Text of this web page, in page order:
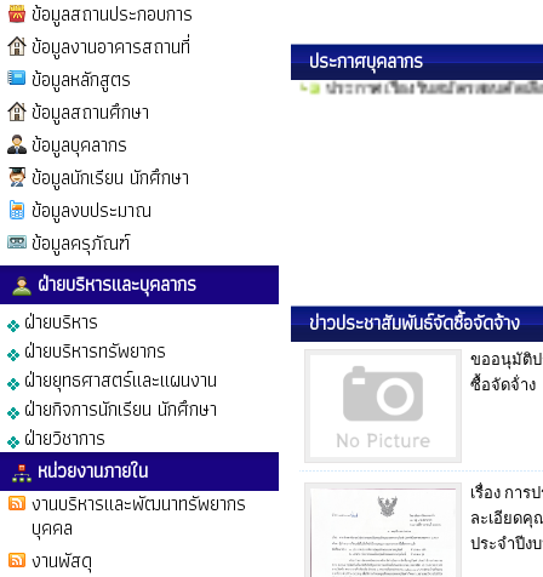
ข้อมูลสถานประกอบการ
ข้อมูลงานอาคารสถานที่
ข้อมูลหลักสูตร
ข้อมูลสถานศึกษา
ข้อมูลบุคลากร
ข้อมูลนักเรียน นักศึกษา
ข้อมูลงบประมาณ
ข้อมูลครุภัณฑ์
ฝ่ายบริหารและบุคลากร
ฝ่ายบริหาร
ฝ่ายบริหารทรัพยากร
ฝ่ายยุทธศาสตร์และแผนงาน
ฝ่ายกิจการนักเรียน นักศึกษา
ฝ่ายวิชาการ
หน่วยงานภายใน
งานบริหารและพัฒนาทรัพยากร
บุคคล
งานพัสดุ
ประกาศบุคลากร
ประกาศรายชื่อผู้ผ่านการคัดเลื
ประกาศ เรื่องรับสมัครสอบคัด
ข่าวประชาสัมพันธ์จัดซื้อจัดจ้าง
ขออนุมัติป
ซื้อจัดจ้่าง
เรื่อง การ
ละเอียด
ประจำปีง